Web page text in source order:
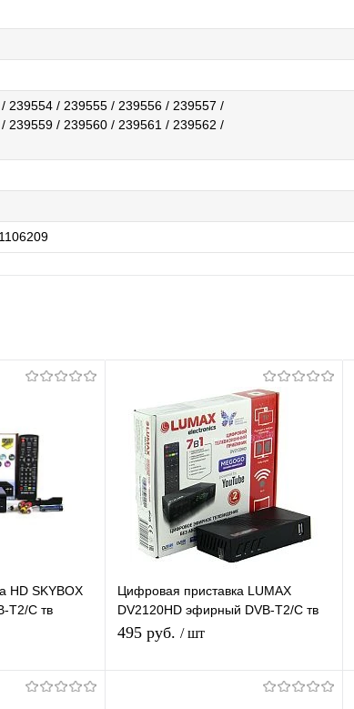
239554 / 239555 / 239556 / 239557 /
239559 / 239560 / 239561 / 239562 /
HD SKYBOX
T2/C тв
тв тюнер
Цифровая приставка LUMAX
DV2120HD эфирный DVB-T2/C тв
ресивер бесплатное тв TV-тюнер
495 руб. / шт